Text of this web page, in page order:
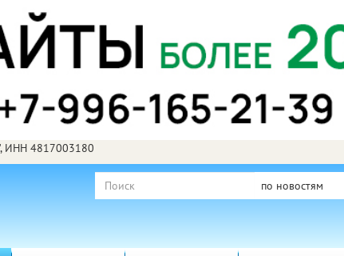
ИНН 4817003180
по новостям